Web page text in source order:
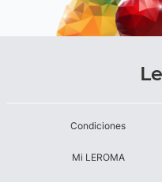
Condiciones
Mi LEROMA